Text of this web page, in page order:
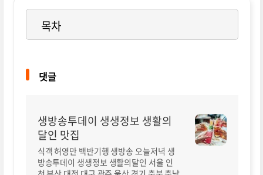
목차
댓글
생방송투데이 생생정보 생활의
달인 맛집
식객 허영만 백반기행 생방송 오늘저녁 생
방송투데이 생생정보 생활의달인 서울 인